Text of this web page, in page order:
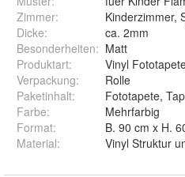
Zimmer:
Kinderzimmer,
Dicke:
ca. 2mm
Besonderheiten: Matt
Produktart:
Vinyl
Verpackung:
Rolle
Paketinhalt:
Fototapete,
Farbe:
Mehrfarbig
Format:
B. 90 cm x H.
Material: